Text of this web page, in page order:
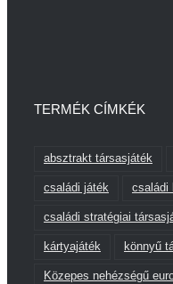
TERMÉK CÍMKÉK
absztrakt társasjáték
családi játék családi
családi stratégiai
kártyajáték könnyű
Közepes nehézségű